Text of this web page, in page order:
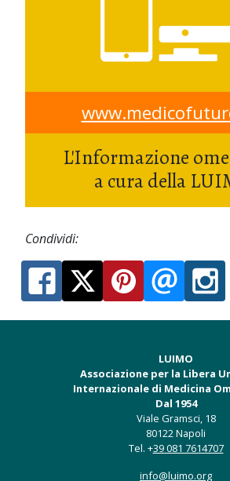
L'Informazione
a cura della
Condividi:
LUIMO
Associazione per la Libera
Internazionale di Medicina
Dal 1954
Viale Gramsci, 18
80122 Napoli
Tel. +39 081 7614707
info@luimo.org